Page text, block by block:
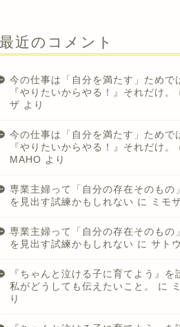
最近のコメント
今の仕事は「自分を満たす」ためで
『やりたいからやる！』それだけ。
ザ より
今の仕事は「自分を満たす」ためで
『やりたいからやる！』それだけ。
MAHO より
専業主婦って「自分の存在そのもの
を見出す試練かもしれない に ミモ
専業主婦って「自分の存在そのもの
を見出す試練かもしれない に サトウ
『ちゃんと泣ける子に育てよう』を
私がどうしても伝えたいこと。
に
り